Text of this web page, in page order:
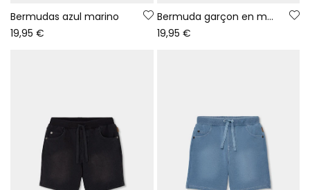
Bermudas azul marino
19,95 €
Bermuda garçon en maille noir
19,95 €